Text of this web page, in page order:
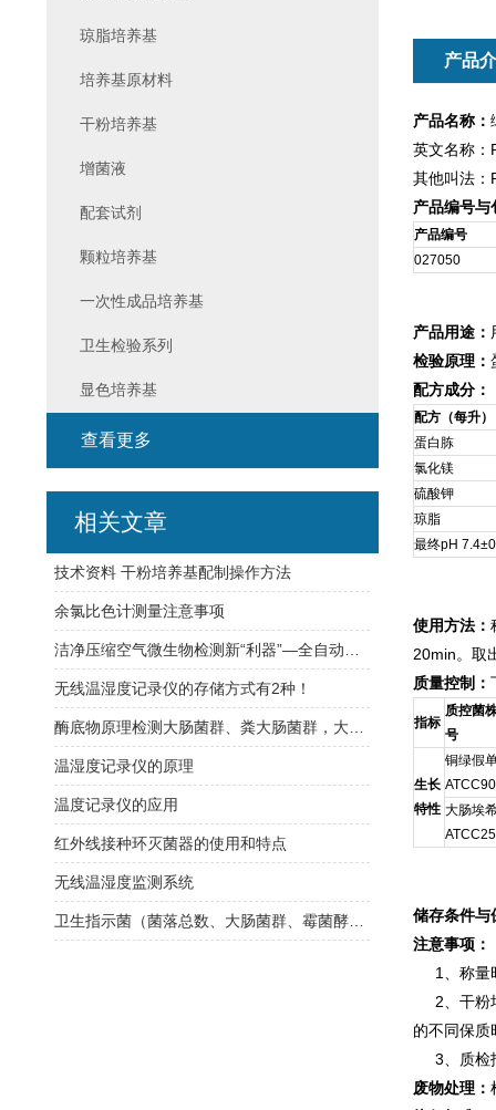
产品
产品名称：
英文名称：
其他叫法：
产品编号与
产品编号
027050
产品用途：
检验原理：
配方成分：
配方（每升）
蛋白胨
氯化镁
硫酸钾
琼脂
最终pH
使用方法：
20min。取
质量控制：
指标
质控菌
号
生长
特性
铜绿假
大肠埃
储存条件与
注意事项：
1、称量
2、干粉
的不同保质
3、质检
废物处理：
琼脂培养基
培养基原材料
干粉培养基
增菌液
配套试剂
颗粒培养基
一次性成品培养基
卫生检验系列
显色培养基
查看更多
相关文章
技术资料 干粉培养基配制操作方法
余氯比色计测量注意事项
无线温湿度记录仪的存储方式有2种！
温湿度记录仪的原理
温度记录仪的应用
红外线接种环灭菌器的使用和特点
无线温湿度监测系统